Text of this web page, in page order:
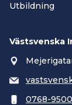
Utbildning
Västsvenska
0768-